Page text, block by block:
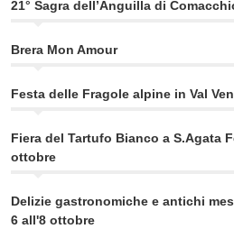
21° Sagra dell’Anguilla di
Brera Mon Amour
Festa delle Fragole alpine in Val
Fiera del Tartufo Bianco a S.Agata
ottobre
Delizie gastronomiche e antichi
6 all'8 ottobre